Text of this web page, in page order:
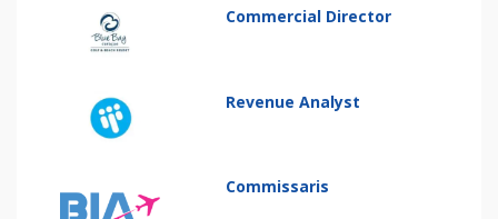
Commercial Director
Revenue Analyst
Commissaris